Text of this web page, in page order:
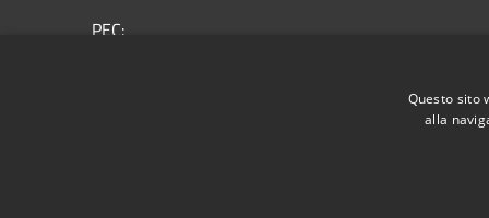
PEC:
Questo sito
alla